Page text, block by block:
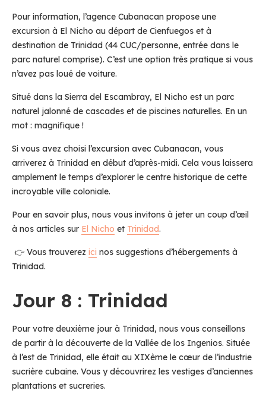
Pour information, l’agence Cubanacan propose une
excursion à El Nicho au départ de Cienfuegos et à
destination de Trinidad (44 CUC/personne, entrée dans le
parc naturel comprise). C’est une option très pratique si vous
n’avez pas loué de voiture.
Situé dans la Sierra del Escambray, El Nicho est un parc
naturel jalonné de cascades et de piscines naturelles. En un
mot : magnifique !
Si vous avez choisi l’excursion avec Cubanacan, vous
arriverez à Trinidad en début d’après-midi. Cela vous laissera
amplement le temps d’explorer le centre historique de cette
incroyable ville coloniale.
Pour en savoir plus, nous vous invitons à jeter un coup d’œil
à nos articles sur El Nicho et Trinidad.
👉 Vous trouverez ici nos suggestions d’hébergements à
Trinidad.
Jour 8 : Trinidad
Pour votre deuxième jour à Trinidad, nous vous conseillons
de partir à la découverte de la Vallée de los Ingenios. Située
à l’est de Trinidad, elle était au XIXème le cœur de l’industrie
sucrière cubaine. Vous y découvrirez les vestiges d’anciennes
plantations et sucreries.